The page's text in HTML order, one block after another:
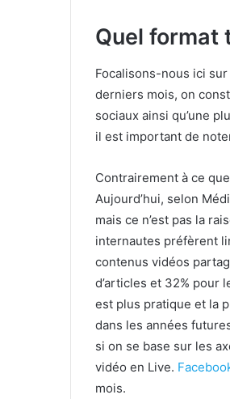
Quel format
Focalisons-nous ici
derniers mois, on
sociaux ainsi qu’une
il est important de
Contrairement à ce
Aujourd’hui, selon
mais ce n’est pas la
internautes préfèrent
contenus vidéos
d’articles et 32% pour
est plus pratique et la
dans les années
si on se base sur les
vidéo en Live.
mois.